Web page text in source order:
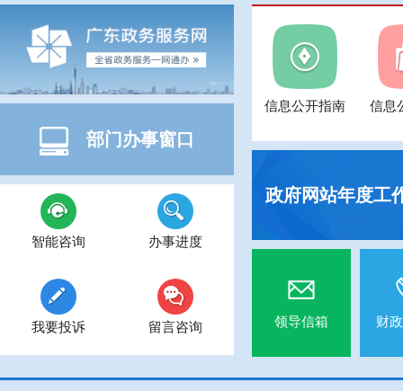
部门办事窗口
智能咨询 办事进度
我要投诉 留言咨询
信息公开指南 信息
政府网站年度工
领导信箱 财